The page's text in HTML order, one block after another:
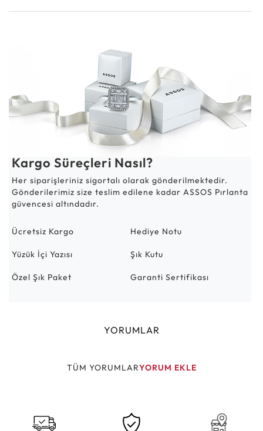
Kargo Süreçleri Nasıl?
Her siparişleriniz sigortalı olarak gönderilmektedir.
Gönderilerimiz size teslim edilene kadar ASSOS Pırlanta
güvencesi altındadır.
Ücretsiz Kargo Hediye Notu
Yüzük İçi Yazısı Şık Kutu
Özel Şık Paket Garanti Sertifikası
YORUMLAR
TÜM YORUMLARYORUM EKLE